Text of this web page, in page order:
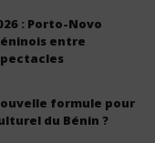
: Porto-Novo
entre
formule pour
du Bénin ?